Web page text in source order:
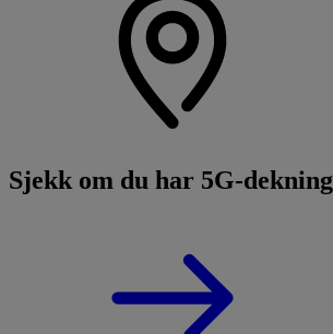
Sjekk om du har 5G-dekning